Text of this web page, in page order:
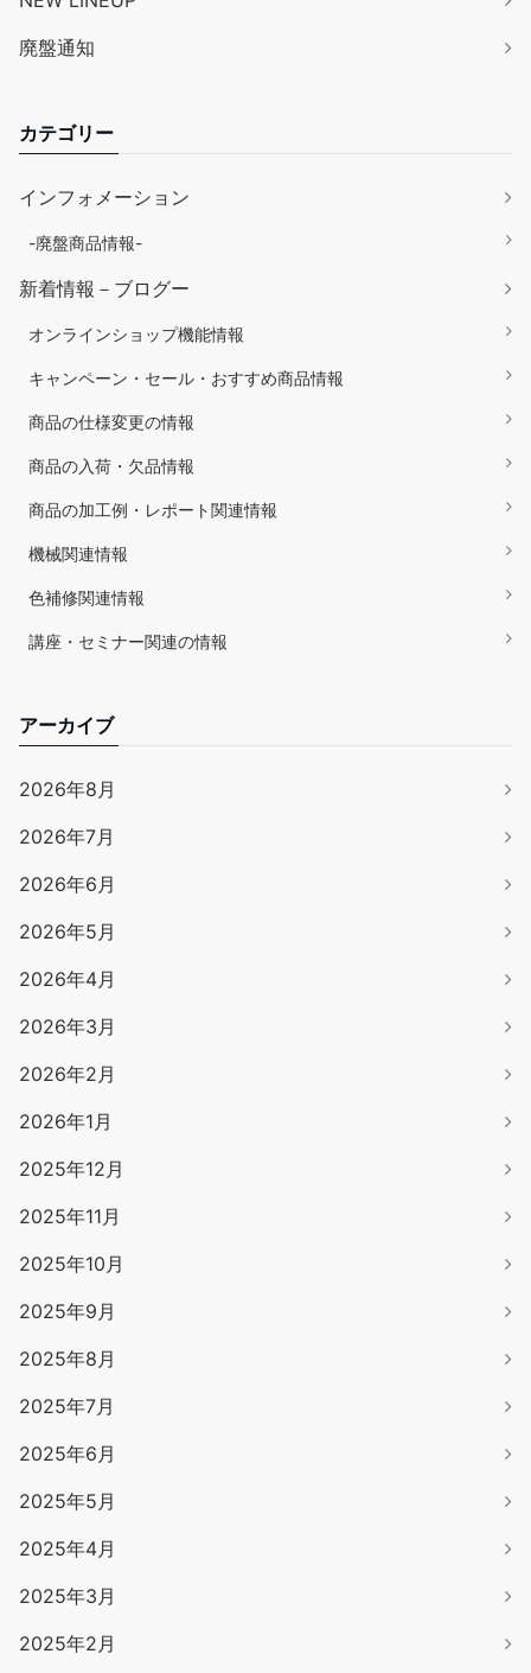
廃盤通知
カテゴリー
インフォメーション
-廃盤商品情報-
新着情報－ブログー
オンラインショップ機能情報
キャンペーン・セール・おすすめ商品情報
商品の仕様変更の情報
商品の入荷・欠品情報
商品の加工例・レポート関連情報
機械関連情報
色補修関連情報
講座・セミナー関連の情報
アーカイブ
2026年8月
2026年7月
2026年6月
2026年5月
2026年4月
2026年3月
2026年2月
2026年1月
2025年12月
2025年11月
2025年10月
2025年9月
2025年8月
2025年7月
2025年6月
2025年5月
2025年4月
2025年3月
2025年2月